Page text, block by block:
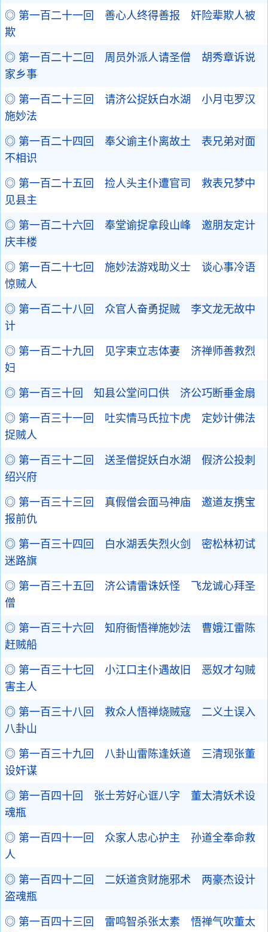
◎ 第一百二十一回 善心人终得善报 奸险辈欺人被
欺
◎ 第一百二十二回 周员外派人请圣僧 胡秀章诉说
家乡事
◎ 第一百二十三回 请济公捉妖白水湖 小月屯罗汉
施妙法
◎ 第一百二十四回 奉父谕主仆离故土 表兄弟对面
不相识
◎ 第一百二十五回 捡人头主仆遭官司 救表兄梦中
见县主
◎ 第一百二十六回 奉堂谕捉拿段山峰 邀朋友定计
庆丰楼
◎ 第一百二十七回 施妙法游戏助义士 谈心事冷语
惊贼人
◎ 第一百二十八回 众官人奋勇捉贼 李文龙无故中
计
◎ 第一百二十九回 见字柬立志体妻 济禅师善救烈
妇
◎ 第一百三十回 知县公堂问口供 济公巧断垂金扇
◎ 第一百三十一回 吐实情马氏拉卞虎 定妙计佛法
捉贼人
◎ 第一百三十二回 送圣僧捉妖白水湖 假济公投刺
绍兴府
◎ 第一百三十三回 真假僧会面马神庙 邀道友携宝
报前仇
◎ 第一百三十四回 白水湖丢失烈火剑 密松林初试
迷路旗
◎ 第一百三十五回 济公请雷诛妖怪 飞龙诚心拜圣
僧
◎ 第一百三十六回 知府衙悟禅施妙法 曹娥江雷陈
赶贼船
◎ 第一百三十七回 小江口主仆遇故旧 恶奴才勾贼
害主人
◎ 第一百三十八回 救众人悟禅烧贼寇 二义土误入
八卦山
◎ 第一百三十九回 八卦山雷陈逢妖道 三清现张董
设奸谋
◎ 第一百四十回 张士芳好心诓八字 董太清妖术设
魂瓶
◎ 第一百四十一回 众家人忠心护主 孙道全奉命救
人
◎ 第一百四十二回 二妖道贪财施邪术 两豪杰设计
盗魂瓶
◎ 第一百四十三回 雷鸣智杀张太素 悟禅气吹董太